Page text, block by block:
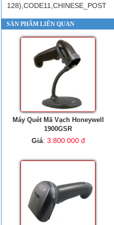
128),CODE11,CHINESE_POST
SẢN PHẨM LIÊN QUAN
Máy Quét Mã Vạch Honeywell
1900GSR
Giá: 3.800.000 đ